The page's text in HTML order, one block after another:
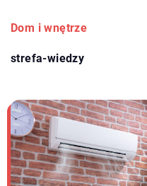
Dom i wnętrze
strefa-wiedzy